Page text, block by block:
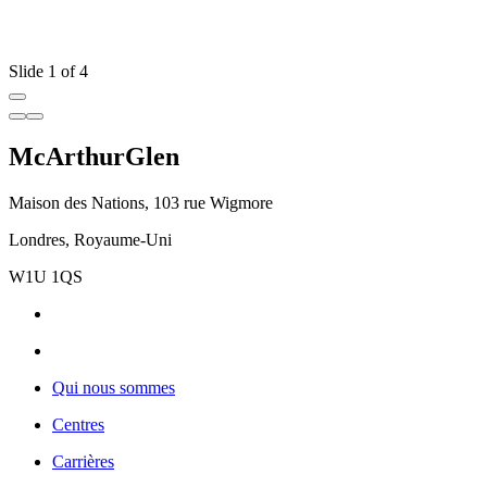
Slide 1 of 4
McArthurGlen
Maison des Nations, 103 rue Wigmore
Londres, Royaume-Uni
W1U 1QS
Qui nous sommes
Centres
Carrières